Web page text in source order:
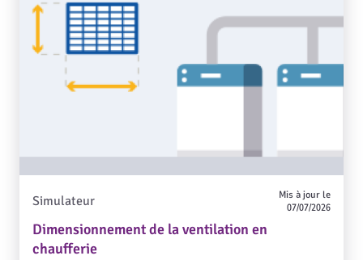
Dimensionnement de la ventilation en
chaufferie
Simulateur
Mis à jour le
07/07/2026